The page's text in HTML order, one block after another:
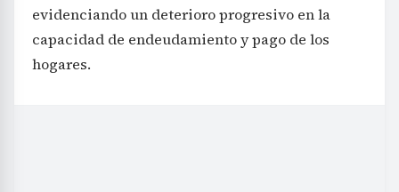
evidenciando un deterioro progresivo en la
capacidad de endeudamiento y pago de los
hogares.